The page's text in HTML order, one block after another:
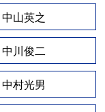
中山英之
中川俊二
中村光男